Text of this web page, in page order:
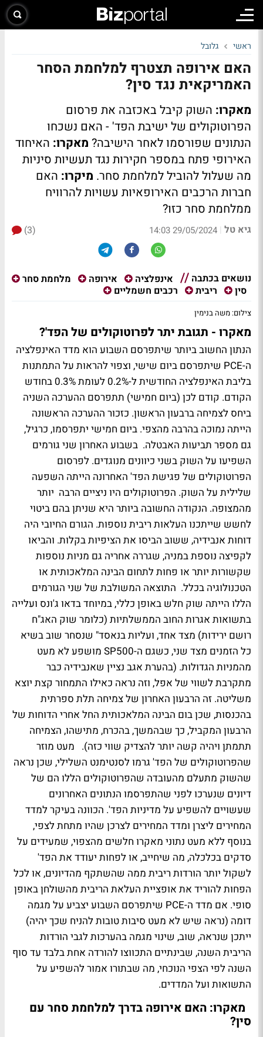
ראשי גלובל
האם אירופה תצטרף למלחמת הסחר
האמריקאית נגד סין?
מאקרו: השוק קיבל באכזבה את פרסום
הפרוטוקולים של ישיבת הפד' - האם נשכחו
הנתונים שפורסמו לאחר הישיבה? מאקרו: האיחוד
האירופי פתח במספר חקירות נגד תעשיות סיניות
מה שעלול להוביל למלחמת סחר. מיקרו: האם
חברות הרכבים האירופאיות עשויות להרוויח
ממלחמת סחר כזו?
גיא טל |
29/05/2024 14:03
(3)
נושאים בכתבה אינפלציה אירופה
מלחמת סחר
סין
ריבית רכבים חשמליים
צילום: משה בנימין
מאקרו - תגובת יתר לפרוטוקולים של הפד'?
הנתון החשוב ביותר שיתפרסם השבוע הוא מדד האינפלציה
ה-PCE שיתפרסם ביום שישי, וצפוי להראות על התמתנות
בליבת האינפלציה החודשית ל-0.2% לעומת 0.3% בחודש
הקודם. קודם לכן (ביום חמישי) תתפרסם ההערכה השניה
ביחס לצמיחה ברבעון הראשון. כזכור ההערכה הראשונה
הייתה נמוכה בהרבה מהצפי. ביום חמישי יתפרסמו, כרגיל,
גם מספר תביעות האבטלה. בשבוע האחרון שני גורמים
השפיעו על השוק בשני כיוונים מנוגדים. לפרסום
הפרוטוקולים של פגישת הפד' האחרונה הייתה השפעה
שלילית על השוק. הפרוטוקולים היו ניציים הרבה יותר
מהמצופה. הנקודה החשובה ביותר היא שניתן בהם ביטוי
לחשש שייתכנו העלאות ריבית נוספות. הגורם החיובי היה
דוחות אנבידיה, ששוב הביסו את הציפיות בקלות. והביאו
לקפיצה נוספת במניה, שגררה אחריה גם מניות נוספות
שקשורות יותר או פחות לתחום הבינה המלאכותית או
הטכנולוגיה בכלל. התוצאה המשולבת של שני הגורמים
הללו הייתה שוק חלש באופן כללי, במיוחד בדאו ג'ונס ועלייה
בתשואות אגרות החוב הממשלתיות (כלומר שוק האג"ח
רושם ירידות) מצד אחד, ועליות בנאסד" שנסחר שוב בשיא
כל הזמנים מצד שני, כשגם ה-SP500 מושפע לא מעט
מהמניות הגדולות. (בהערת אגב נציין שאנבידיה כבר
מתקרבת לשווי של אפל, וזה נראה כאילו התמחור קצת יוצא
משליטה. זה הרבעון האחרון של צמיחה תלת ספרתית
בהכנסות, שכן בום הבינה המלאכותית החל אחרי הדוחות של
הרבעון המקביל, כך שבהמשך, בהכרח, מתישהו, הצמיחה
תתמתן ויהיה קשה יותר להצדיק שווי כזה). מעט מוזר
שהפרוטוקולים של הפד' גרמו לסנטימנט השלילי, שכן נראה
שהשוק מתעלם מהעובדה שהפרוטוקולים הללו הם של
דיונים שנערכו לפני שהתפרסמו הנתונים האחרונים
שעשויים להשפיע על מדיניות הפד'. הכוונה בעיקר למדד
המחירים ליצרן ומדד המחירים לצרכן שהיו מתחת לצפי,
בנוסף ללא מעט נתוני מאקרו חלשים מהצפוי, שמעידים על
סדקים בכלכלה, מה שיחייב, או לפחות יעודד את הפד'
לשקול יותר הורדות ריבית ממה שהשתקף מהדיונים, או לכל
הפחות להוריד את אופציית העלאת הריבית מהשולחן באופן
סופי. אם מדד ה-PCE שיתפרסם השבוע יצביע על מגמה
דומה (נראה שיש לא מעט סיבות טובות להניח שכך יהיה)
ייתכן שנראה, שוב, שינוי מגמה בהערכות לגבי הורדות
הריבית השנה, שבינתיים התכווצו להורדה אחת בלבד עד סוף
השנה לפי הצפי הנוכחי, מה שבתורו אמור להשפיע על
התשואות ועל המדדים.
מאקרו: האם אירופה בדרך למלחמת סחר עם
סין?